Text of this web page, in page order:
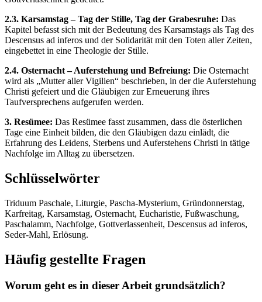
2.3. Karsamstag – Tag der Stille, Tag der Grabesruhe: Das
Kapitel befasst sich mit der Bedeutung des Karsamstags als Tag des
Descensus ad inferos und der Solidarität mit den Toten aller Zeiten,
eingebettet in eine Theologie der Stille.
2.4. Osternacht – Auferstehung und Befreiung: Die Osternacht
wird als „Mutter aller Vigilien“ beschrieben, in der die Auferstehung
Christi gefeiert und die Gläubigen zur Erneuerung ihres
Taufversprechens aufgerufen werden.
3. Resümee: Das Resümee fasst zusammen, dass die österlichen
Tage eine Einheit bilden, die den Gläubigen dazu einlädt, die
Erfahrung des Leidens, Sterbens und Auferstehens Christi in tätige
Nachfolge im Alltag zu übersetzen.
Schlüsselwörter
Triduum Paschale, Liturgie, Pascha-Mysterium, Gründonnerstag,
Karfreitag, Karsamstag, Osternacht, Eucharistie, Fußwaschung,
Paschalamm, Nachfolge, Gottverlassenheit, Descensus ad inferos,
Seder-Mahl, Erlösung.
Häufig gestellte Fragen
Worum geht es in dieser Arbeit grundsätzlich?